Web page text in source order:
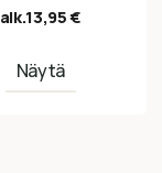
alk.13,95€
Näytä